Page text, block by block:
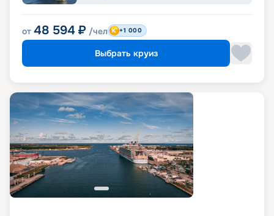
от 48 594 ₽ /чел +1 000
Выбрать круиз